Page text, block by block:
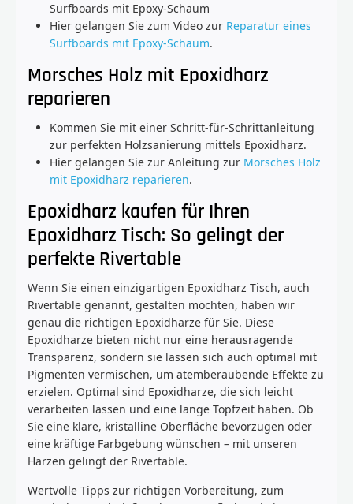
Surfboards mit Epoxy-Schaum
Hier gelangen Sie zum Video zur Reparatur eines
Surfboards mit Epoxy-Schaum.
Morsches Holz mit Epoxidharz
reparieren
Kommen Sie mit einer Schritt-für-Schrittanleitung
zur perfekten Holzsanierung mittels Epoxidharz.
Hier gelangen Sie zur Anleitung zur Morsches Holz
mit Epoxidharz reparieren.
Epoxidharz kaufen für Ihren
Epoxidharz Tisch: So gelingt der
perfekte Rivertable
Wenn Sie einen einzigartigen Epoxidharz Tisch, auch
Rivertable genannt, gestalten möchten, haben wir
genau die richtigen Epoxidharze für Sie. Diese
Epoxidharze bieten nicht nur eine herausragende
Transparenz, sondern sie lassen sich auch optimal mit
Pigmenten vermischen, um atemberaubende Effekte zu
erzielen. Optimal sind Epoxidharze, die sich leicht
verarbeiten lassen und eine lange Topfzeit haben. Ob
Sie eine klare, kristalline Oberfläche bevorzugen oder
eine kräftige Farbgebung wünschen – mit unseren
Harzen gelingt der Rivertable.
Wertvolle Tipps zur richtigen Vorbereitung, zum